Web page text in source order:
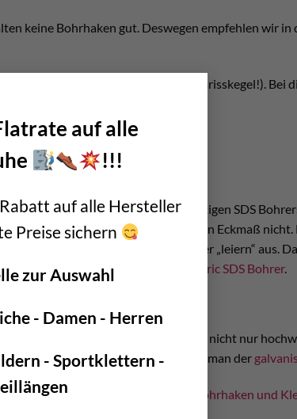
auf alle
!!!
auf alle Hersteller
Preise sichern
zur Auswahl
- Damen - Herren
- Sportklettern -
keine Bohrhaken gut. Deswegen empfehlen wir
beachtet den Mindestabstand (Ausrisskegel!). Bei
10x110mm ist die Wahl des richtigen SDS
Bohrer garantieren das Schneiden Eckmaß nicht.
das Gegenteil. Die Bohrlöcher „leiern“ aus.
gute Wahl ist z.B. der
Fischer Quattric SDS Bohrer.
10x110mm
Stahl. Diese Lasche ist nicht nur
man mit diesem Produkt beugt man der
Fachbeitrag „ Stahlqualität bei Bohrhaken und